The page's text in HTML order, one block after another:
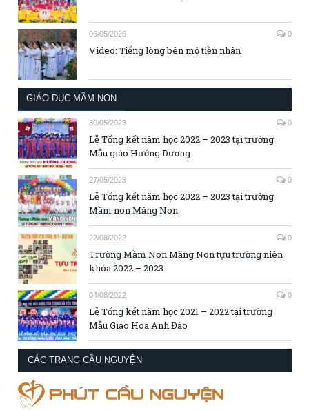
06/05/2026 0
Video: Tiếng lòng bên mộ tiền nhân
GIÁO DỤC MẦM NON
30/05/2023 0
Lễ Tổng kết năm học 2022 – 2023 tại trường
Mẫu giáo Hướng Dương
27/05/2023 0
Lễ Tổng kết năm học 2022 – 2023 tại trường
Mầm non Măng Non
22/08/2022 0
Trường Mầm Non Măng Non tựu trường niên
khóa 2022 – 2023
04/08/2022 0
Lễ Tổng kết năm học 2021 – 2022 tại trường
Mẫu Giáo Hoa Anh Đào
CÁC TRANG CẦU NGUYỆN